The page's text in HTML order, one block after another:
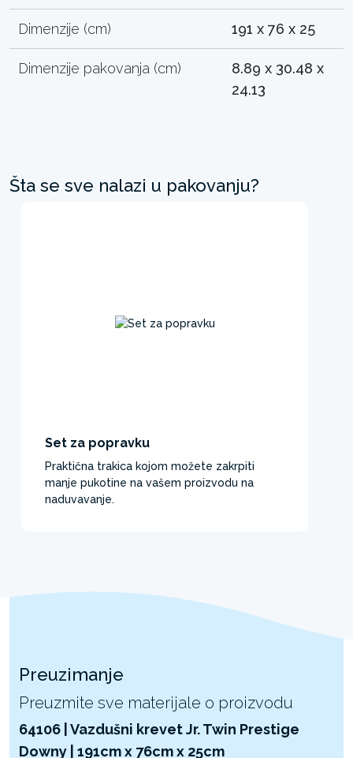
Dimenzije (cm) 191 x 76 x 25
Dimenzije pakovanja (cm)
8.89 x 30.48 x
24.13
Šta se sve nalazi u pakovanju?
Set za popravku
Praktična trakica kojom možete zakrpiti
manje pukotine na vašem proizvodu na
naduvavanje.
Preuzimanje
Preuzmite sve materijale o proizvodu
64106 | Vazdušni krevet Jr. Twin Prestige
Downy | 191cm x 76cm x 25cm